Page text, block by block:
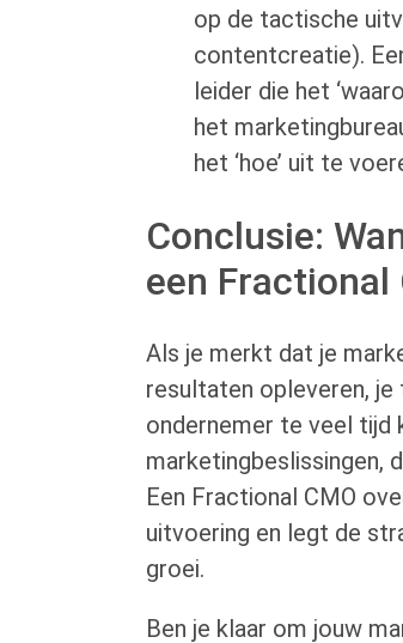
op de tactische
contentcreatie).
leider die het
het
het ‘hoe’ uit te
Conclusie:
een Fractional
Als je merkt dat je
resultaten opleveren,
ondernemer te veel tijd
marketingbeslissingen,
Een Fractional CMO
uitvoering en legt de
groei.
Ben je klaar om jouw